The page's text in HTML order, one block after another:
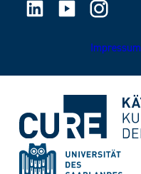
LinkedIn Youtube Instagram
Impressum